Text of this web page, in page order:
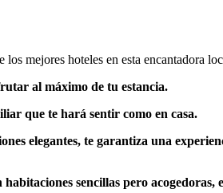
mejores hoteles en esta encantadora
al máximo de tu estancia.
que te hará sentir como en casa.
elegantes, te garantiza una
sencillas pero acogedoras,